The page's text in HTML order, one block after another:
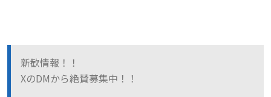
新歓情報！！
XのDMから絶賛募集中！！